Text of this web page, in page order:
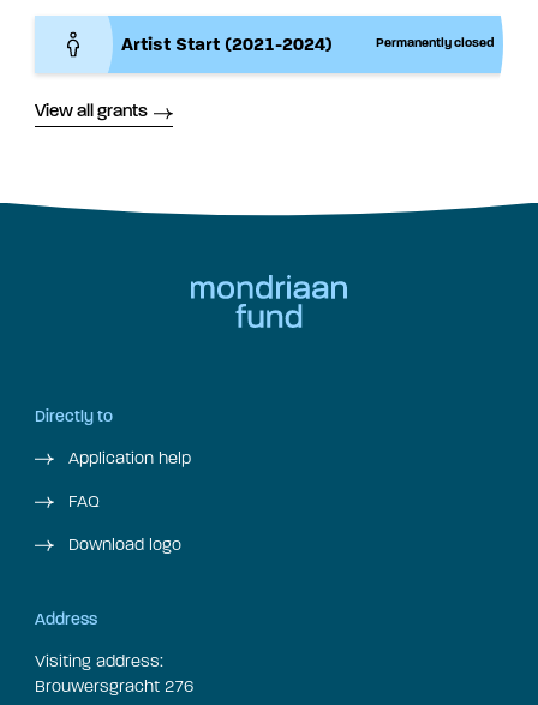
Artist Start (2021-2024) Permanently closed
View all grants
Directly to
Application help
FAQ
Download logo
Address
Visiting address:
Brouwersgracht 276